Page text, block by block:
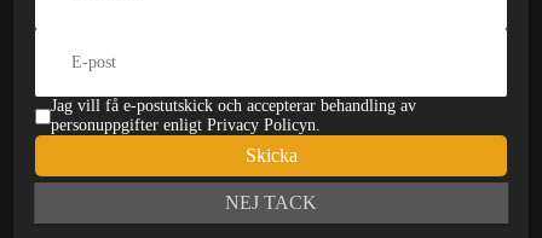
Insläpp:
På Scen: 22:00
Stänger:
Jag vill få e-postutskick och accepterar behandling av
personuppgifter enligt Privacy Policyn.
Skicka
NEJ TACK